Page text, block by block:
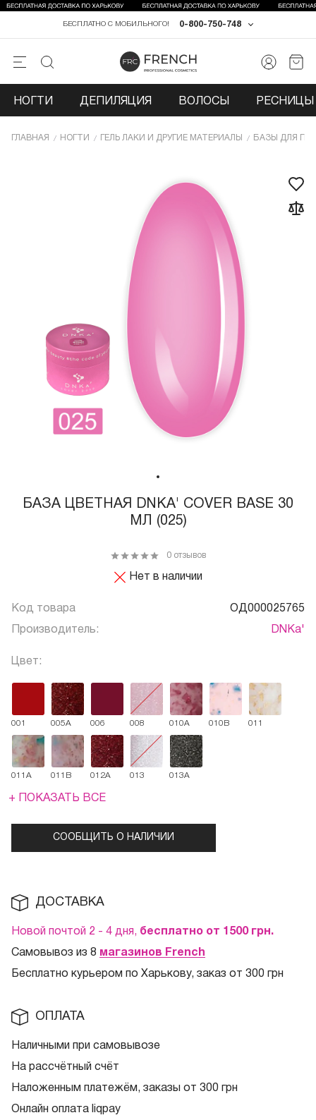
0-800-750-748
БЕСПЛАТНО С МОБИЛЬНОГО!
НОГТИ ДЕПИЛЯЦИЯ ВОЛОСЫ РЕСНИЦЫ
ГЛАВНАЯ НОГТИ ГЕЛЬ ЛАКИ И ДРУГИЕ МАТЕРИАЛЫ БАЗЫ ДЛЯ
БАЗА ЦВЕТНАЯ DNKA' COVER BASE 30
МЛ (025)
Нет в наличии
0 отзывов
Код товара ОД000025765
Производитель: DNKa'
Цвет:
001 005A 006 008 010A 010B 011
011A 011B 012A 013 013A
+ ПОКАЗАТЬ ВСЕ
СООБЩИТЬ О НАЛИЧИИ
ДОСТАВКА
Новой почтой 2 - 4 дня, бесплатно от 1500 грн.
Самовывоз из 8 магазинов French
Бесплатно курьером по Харькову, заказ от 300 грн
ОПЛАТА
Наличными при самовывозе
На рассчётный счёт
Наложенным платежём, заказы от 300 грн
Онлайн оплата liqpay